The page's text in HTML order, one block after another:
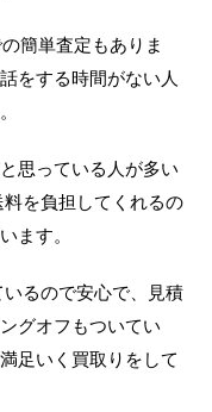
簡単査定もありま
をする時間がない人
思っている人が多い
を負担してくれるの
ます。
るので安心で、見積
グオフもついてい
足いく買取りをして